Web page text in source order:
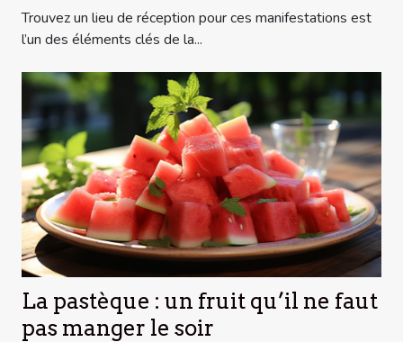
Trouvez un lieu de réception pour ces manifestations est
l’un des éléments clés de la...
La pastèque : un fruit qu’il ne faut
pas manger le soir